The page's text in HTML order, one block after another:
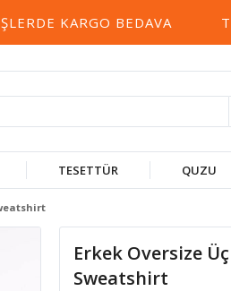
KARGO BEDAVA
TESETTÜR QUZU
Erkek Oversize
Sweatshirt